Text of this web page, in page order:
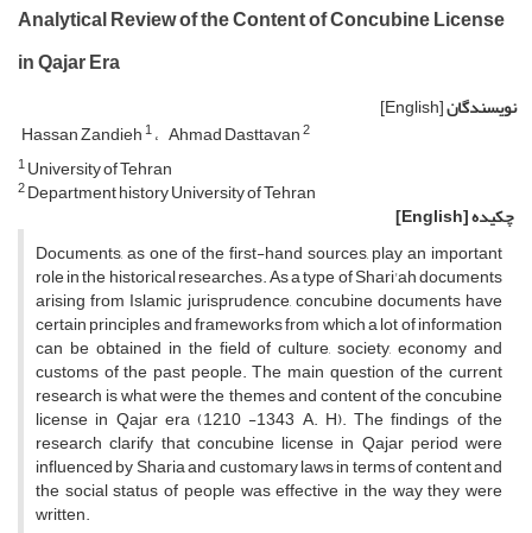
Analytical Review of the Content of Concubine License
in Qajar Era
نویسندگان[English]
Hassan Zandieh1 Ahmad Dasttavan2
1University of Tehran
2Department history University of Tehran
چکیده[English]
Documents, as one of the first-hand sources, play an important
role in the historical researches. As a type of Shari'ah documents
arising from Islamic jurisprudence, concubine documents have
certain principles and frameworks from which a lot of information
can be obtained in the field of culture, society, economy and
customs of the past people. The main question of the current
research is what were the themes and content of the concubine
license in Qajar era (1210 -1343 A. H). The findings of the
research clarify that concubine license in Qajar period were
influenced by Sharia and customary laws in terms of content and
the social status of people was effective in the way they were
written.